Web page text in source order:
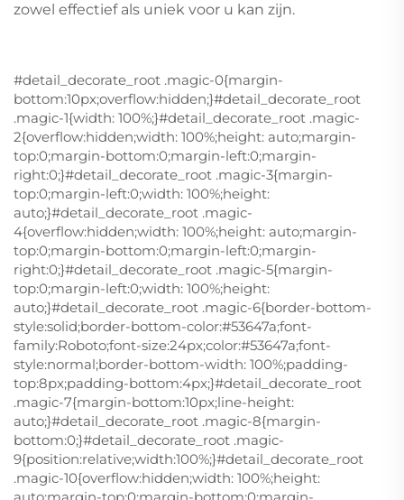
zowel effectief als uniek voor u kan zijn.
#detail_decorate_root .magic-0{margin-
bottom:10px;overflow:hidden;}#detail_decorate_root
.magic-1{width: 100%;}#detail_decorate_root .magic-
2{overflow:hidden;width: 100%;height: auto;margin-
top:0;margin-bottom:0;margin-left:0;margin-
right:0;}#detail_decorate_root .magic-3{margin-
top:0;margin-left:0;width: 100%;height:
auto;}#detail_decorate_root .magic-
4{overflow:hidden;width: 100%;height: auto;margin-
top:0;margin-bottom:0;margin-left:0;margin-
right:0;}#detail_decorate_root .magic-5{margin-
top:0;margin-left:0;width: 100%;height:
auto;}#detail_decorate_root .magic-6{border-bottom-
style:solid;border-bottom-color:#53647a;font-
family:Roboto;font-size:24px;color:#53647a;font-
style:normal;border-bottom-width: 100%;padding-
top:8px;padding-bottom:4px;}#detail_decorate_root
.magic-7{margin-bottom:10px;line-height:
auto;}#detail_decorate_root .magic-8{margin-
bottom:0;}#detail_decorate_root .magic-
9{position:relative;width:100%;}#detail_decorate_root
.magic-10{overflow:hidden;width: 100%;height: